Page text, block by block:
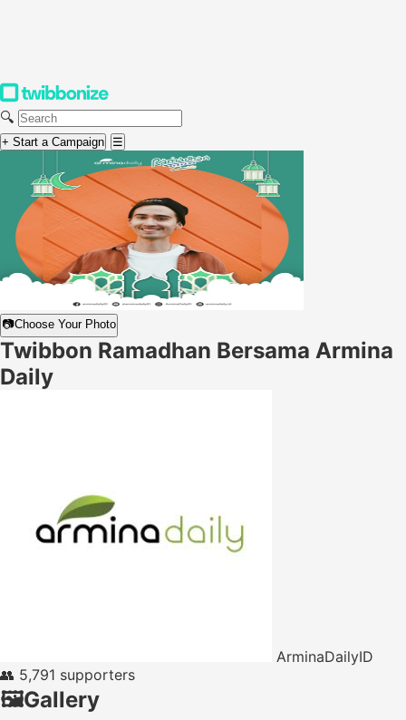
🔍
+ Start a Campaign ☰
📷Choose Your Photo
Twibbon Ramadhan Bersama Armina
Daily
ArminaDailyID
👥 5,791 supporters
🖼️Gallery